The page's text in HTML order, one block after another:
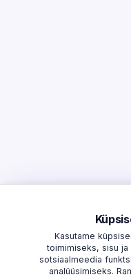
Kasutame
toimimiseks, sisu
sotsiaalmeedia
analüüsimiseks.